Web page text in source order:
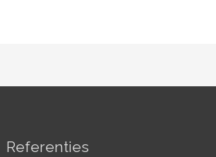
Referenties